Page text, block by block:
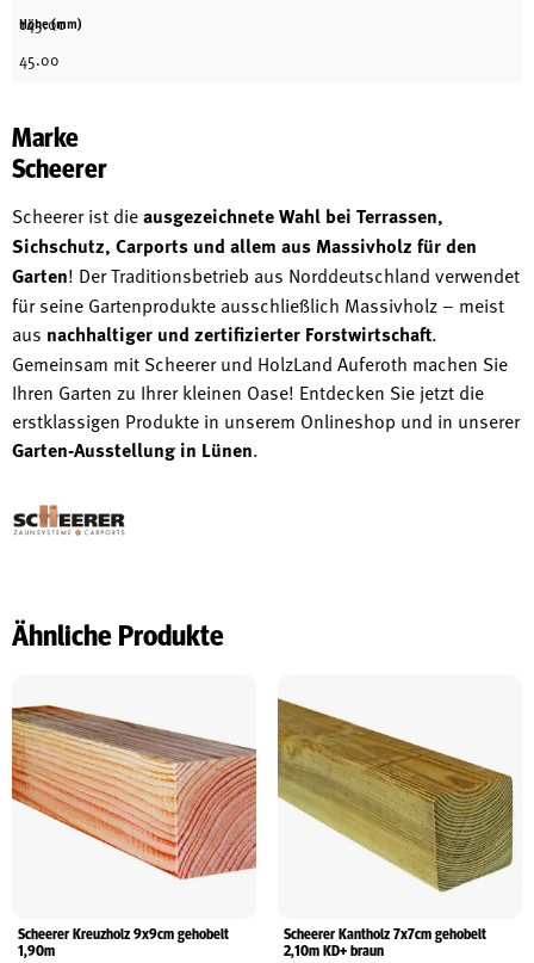
145.00
Höhe (mm)
45.00
Marke
Scheerer
Scheerer ist dieausgezeichnete Wahl bei Terrassen,
Sichschutz, Carports und allem aus Massivholz für den
Garten! Der Traditionsbetrieb aus Norddeutschland verwendet
für seine Gartenprodukte ausschließlich Massivholz – meist
aus nachhaltiger und zertifizierter Forstwirtschaft.
Gemeinsam mit Scheerer und HolzLand Auferoth machen Sie
Ihren Garten zu Ihrer kleinen Oase! Entdecken Sie jetzt die
erstklassigen Produkte in unserem Onlineshop und in unserer
Garten-Ausstellung in Lünen.
Ähnliche Produkte
Scheerer Kreuzholz 9x9cm gehobelt
1,90m
Scheerer Kantholz 7x7cm gehobelt
2,10m KD+ braun